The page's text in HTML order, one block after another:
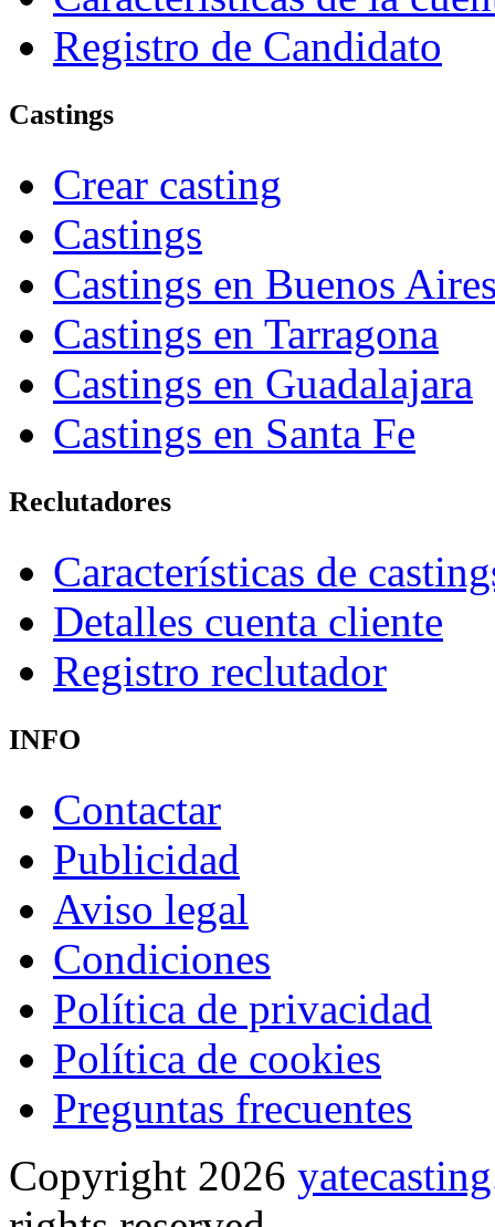
Registro de Candidato
Castings
Crear casting
Castings
Castings en Buenos
Castings en Tarragona
Castings en Guadalajara
Castings en Santa Fe
Reclutadores
Características de
Detalles cuenta cliente
Registro reclutador
INFO
Contactar
Publicidad
Aviso legal
Condiciones
Política de privacidad
Política de cookies
Preguntas frecuentes
Copyright 2026